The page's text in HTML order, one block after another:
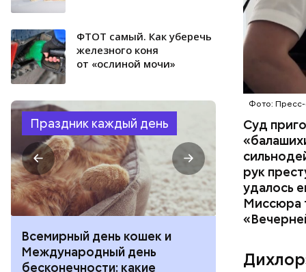
ФТОТ самый. Как уберечь
железного коня
от «ослиной мочи»
Праздник каждый день
Всемирный день кошек и
Международный день
бесконечности: какие
холостяка:
Фото: Пресс-
Суд
рук
удалось
Миссюра